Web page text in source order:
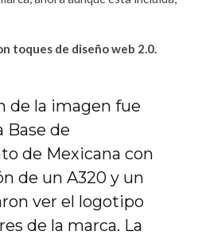
toques de diseño web 2.0.
de la imagen fue
Base de
de Mexicana con
de un A320 y un
ver el logotipo
de la marca. La